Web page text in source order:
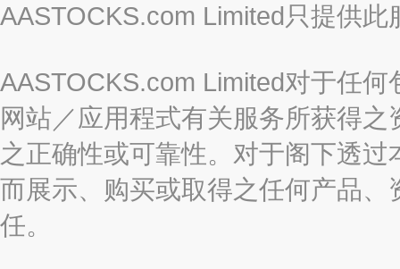
AASTOCKS.com Limited只提供
AASTOCKS.com Limited对于任
网站／应用程式有关服务所获得
之正确性或可靠性。对于阁下透
而展示、购买或取得之任何产品
任。